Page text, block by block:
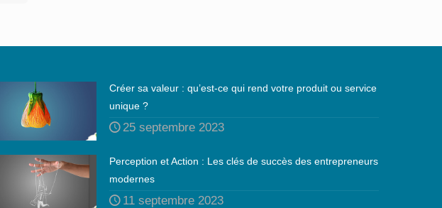
Créer sa valeur : qu’est-ce qui rend votre produit ou service
unique ?
25 septembre 2023
Perception et Action : Les clés de succès des entrepreneurs
modernes
11 septembre 2023